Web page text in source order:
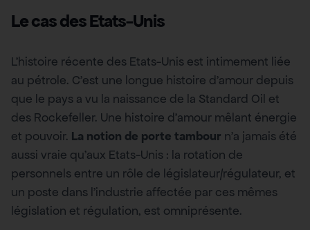
Le cas des Etats-Unis
L’histoire récente des Etats-Unis est intimement liée
au pétrole. C’est une longue histoire d’amour depuis
que le pays a vu la naissance de la Standard Oil et
des Rockefeller. Une histoire d’amour mêlant énergie
et pouvoir. La notion de porte tambour n’a jamais été
aussi vraie qu’aux Etats-Unis : la rotation de
personnels entre un rôle de législateur/régulateur, et
un poste dans l’industrie affectée par ces mêmes
législation et régulation, est omniprésente.